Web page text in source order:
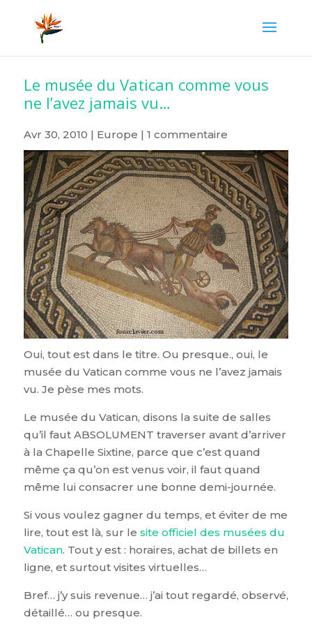
Le musée du Vatican comme vous
ne l’avez jamais vu…
Avr 30, 2010 | Europe | 1 commentaire
Oui, tout est dans le titre. Ou presque., oui, le
musée du Vatican comme vous ne l’avez jamais
vu. Je pèse mes mots.
Le musée du Vatican, disons la suite de salles
qu’il faut ABSOLUMENT traverser avant d’arriver
à la Chapelle Sixtine, parce que c’est quand
même ça qu’on est venus voir, il faut quand
même lui consacrer une bonne demi-journée.
Si vous voulez gagner du temps, et éviter de me
lire, tout est là, sur le site officiel des musées du
Vatican. Tout y est : horaires, achat de billets en
ligne, et surtout visites virtuelles…
Bref… j’y suis revenue… j’ai tout regardé, observé,
détaillé… ou presque.